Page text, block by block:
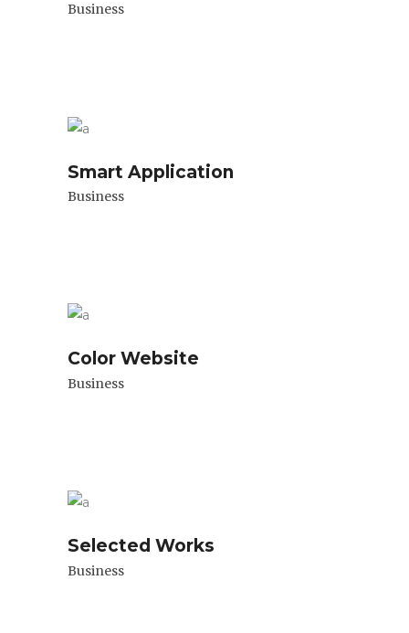
Business
Smart Application
Business
Color Website
Business
Selected Works
Business